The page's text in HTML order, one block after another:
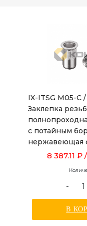
IX-ITSG M05-C
Заклепка
с потайным
нержавеющая
8 387.11 ₽
-
В